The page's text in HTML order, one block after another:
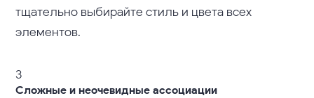
тщательно выбирайте стиль и цвета всех
элементов.
3
Сложные и неочевидные ассоциации